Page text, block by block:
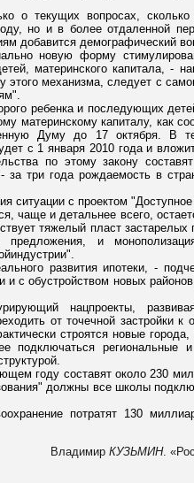
о текущих вопросах,
но и в более отдаленной
добавится демографический
новую форму
материнского капитала, -
механизма, следует с
ребенка и последующих
материнскому капиталу, как
Думу до 17 октября. В
с 1 января 2010 года и
по этому закону
три года рождаемость в
с проектом
чаще и детальнее всего,
тяжелый пласт
предложения, и
развития ипотеки, -
с обустройством новых
нацпроекты,
от точечной застройки
строятся новые
подключаться региональные
году составят около 230
должны все школы
потратят 130
Владимир КУЗЬМИН.